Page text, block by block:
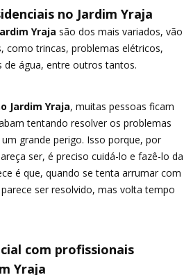
no Jardim Yraja
Yraja são dos mais variados, vão
como trincas, problemas elétricos,
água, entre outros tantos.
Jardim Yraja, muitas pessoas ficam
tentando resolver os problemas
grande perigo. Isso porque, por
ser, é preciso cuidá-lo e fazê-lo da
é que, quando se tenta arrumar com
ser resolvido, mas volta tempo
com profissionais
Yraja